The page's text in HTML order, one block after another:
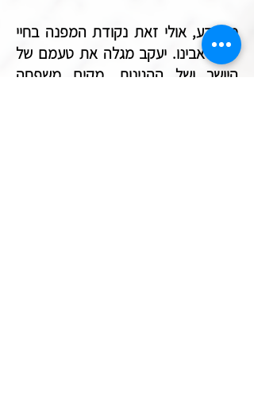
מי יודע, אולי זאת נקודת המפנה בחיי
יעקב אבינו. יעקב מגלה את טעמם של
היושר ושל ההגינות, מקים משפחה